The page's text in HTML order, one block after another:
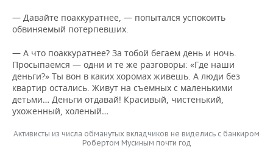
— Давайте поаккуратнее, — попытался успокоить
обвиняемый потерпевших.
— А что поаккуратнее? За тобой бегаем день и ночь.
Просыпаемся — одни и те же разговоры: «Где наши
деньги?» Ты вон в каких хоромах живешь. А люди без
квартир остались. Живут на съемных с маленькими
детьми… Деньги отдавай! Красивый, чистенький,
ухоженный, холеный…
Активисты из числа обманутых вкладчиков не виделись с банкиром
Робертом Мусиным почти год